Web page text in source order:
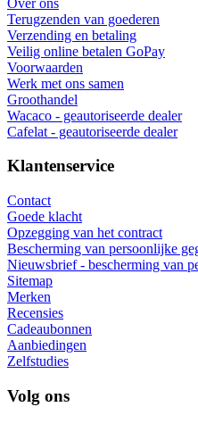
Terugzenden van goederen
Verzending en betaling
Veilig online betalen GoPay
Voorwaarden
Werk met ons samen
Groothandel
Wacaco - geautoriseerde dealer
Cafelat - geautoriseerde dealer
Klantenservice
Contact
Goede klacht
Opzegging van het contract
Bescherming van persoonlijke
Nieuwsbrief - bescherming van
Sitemap
Merken
Recensies
Cadeaubonnen
Aanbiedingen
Zelfstudies
Volg ons